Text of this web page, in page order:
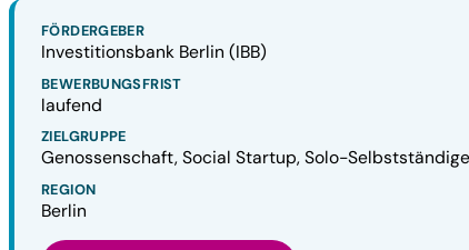
FÖRDERGEBER
Investitionsbank Berlin (IBB)
BEWERBUNGSFRIST
laufend
ZIELGRUPPE
Genossenschaft, Social Startup, Solo-
REGION
Berlin